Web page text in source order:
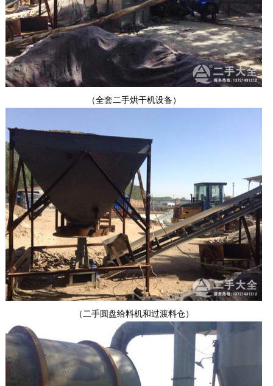
（全套二手烘干机设备）
（二手圆盘给料机和过渡料仓）